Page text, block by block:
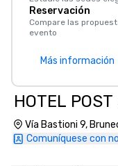
Reservación
Compare las
evento
Más información
HOTEL
Vía Bastioni 9,
Comuníquese con